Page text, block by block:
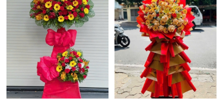
Mua ngay Mua ngay